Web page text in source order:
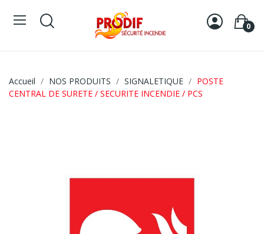
0
Accueil NOS PRODUITS SIGNALETIQUE
POSTE
CENTRAL DE SURETE / SECURITE INCENDIE / PCS